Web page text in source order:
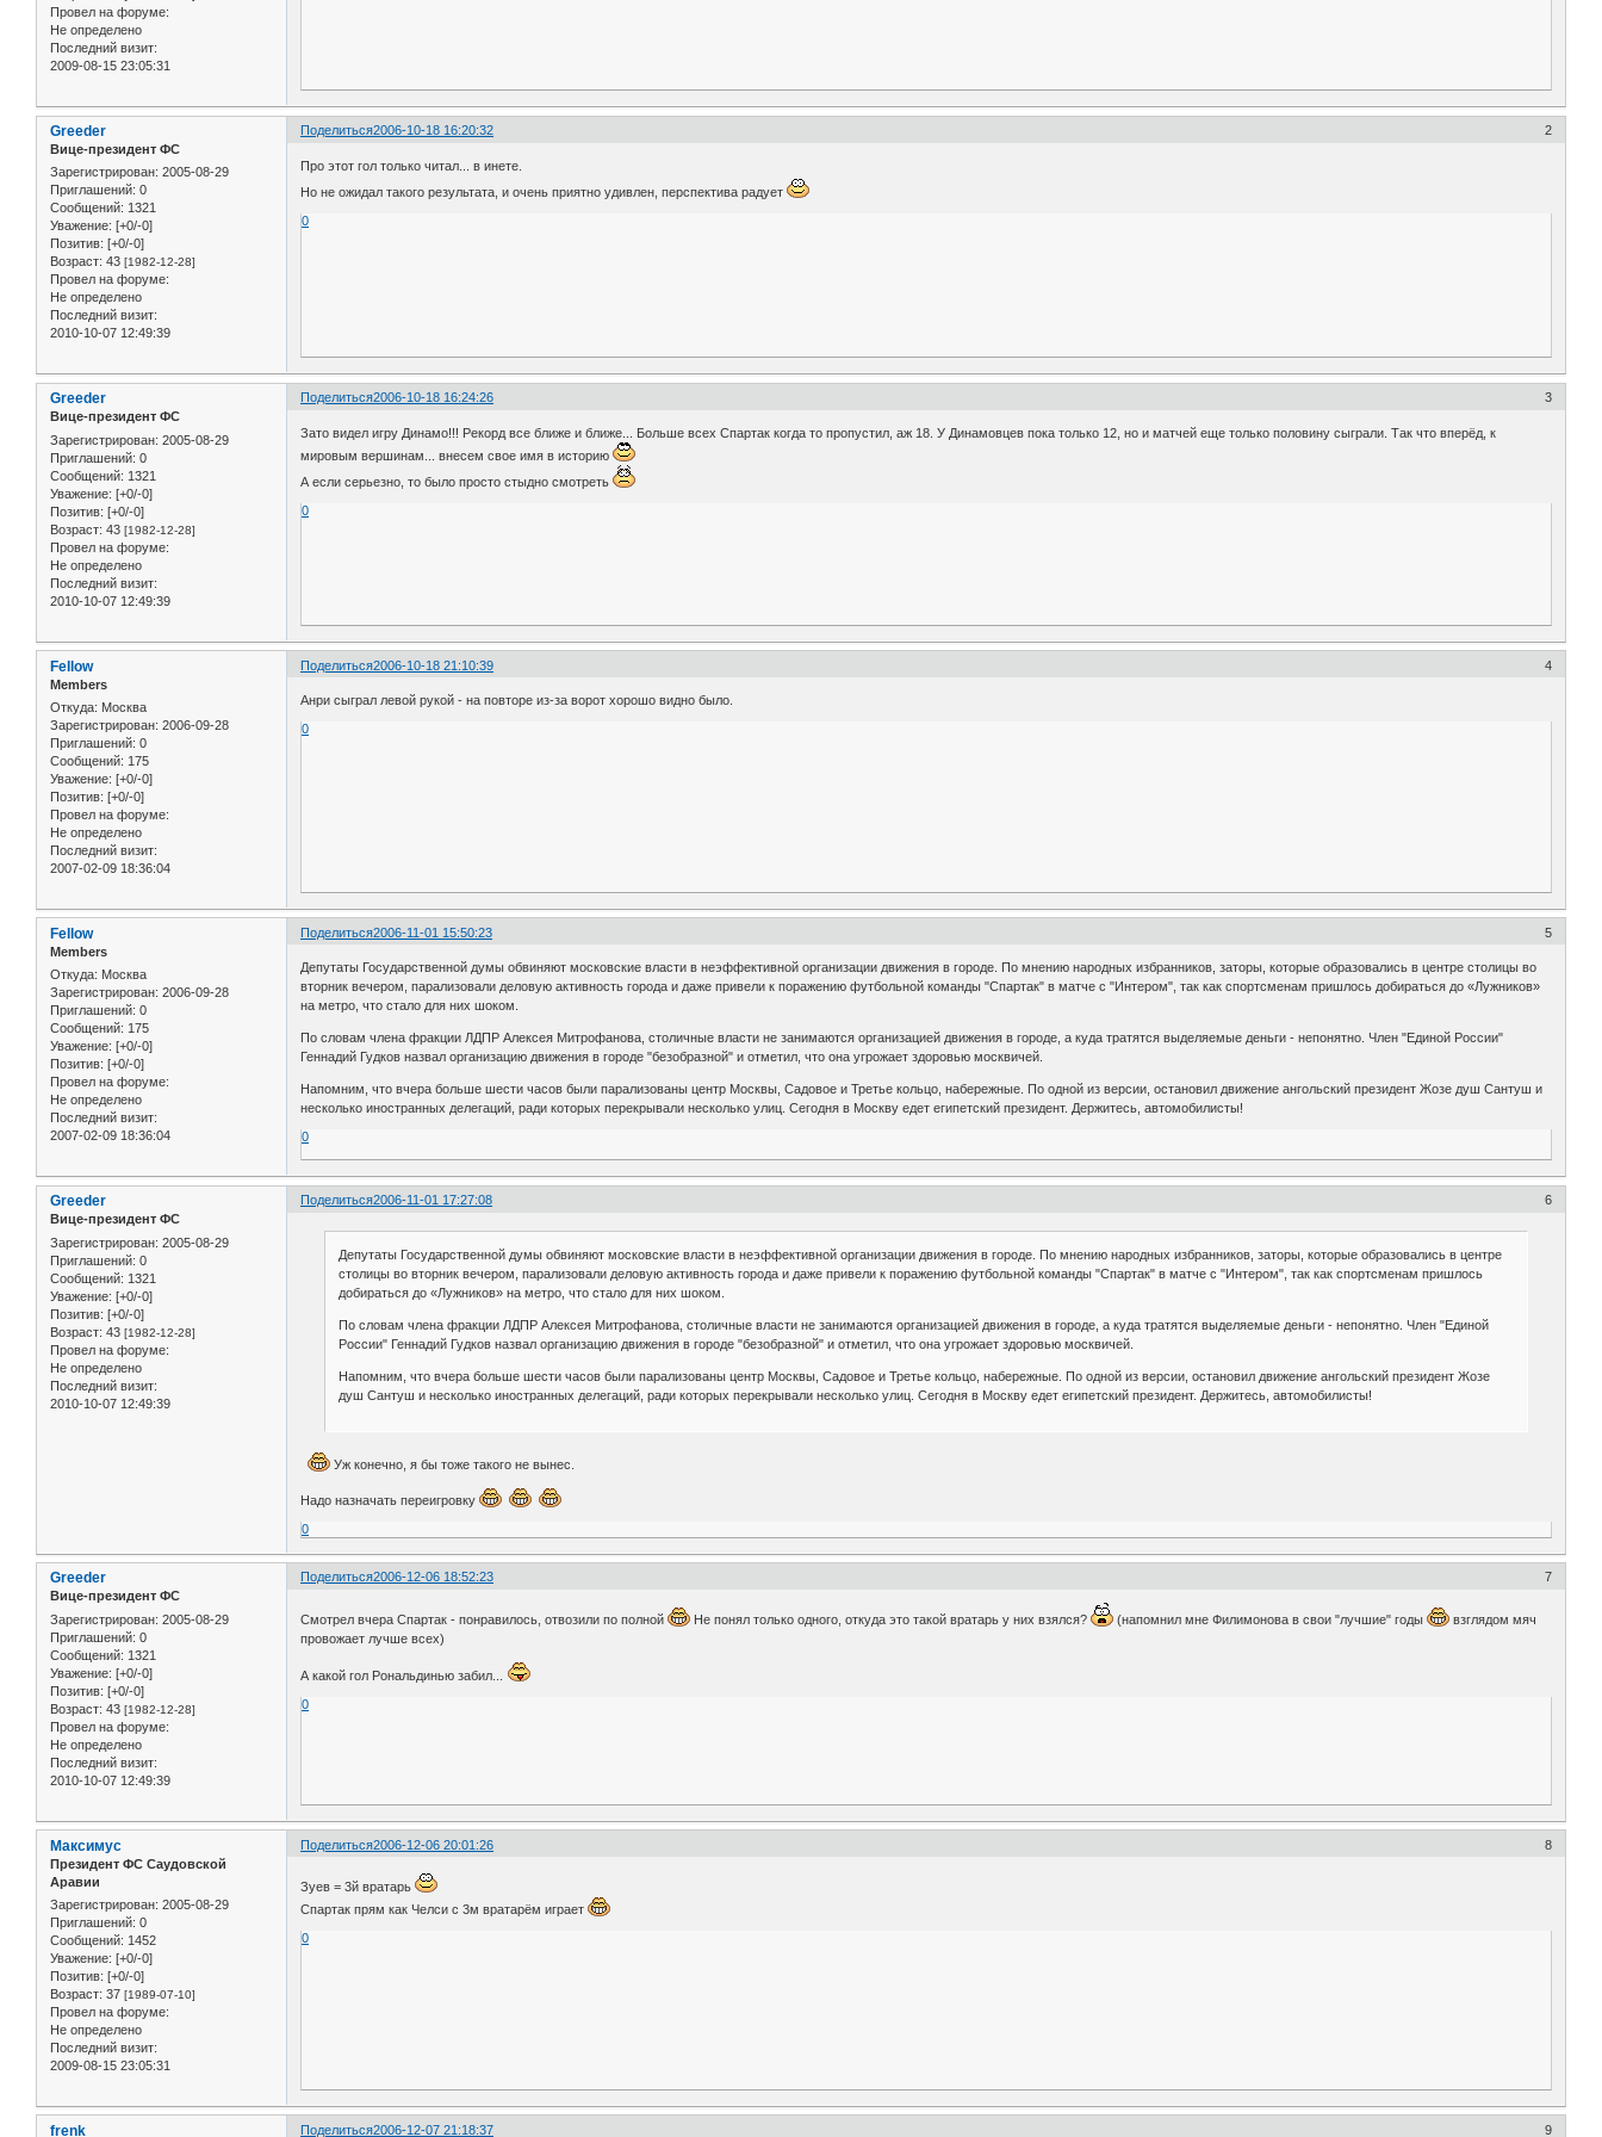
Провел на форуме:
Не определено
Последний визит:
2009-08-15 23:05:31
Поделиться 2
2006-10-18 16:20:32
Greeder
Вице-президент ФС
Зарегистрирован: 2005-08-29
Приглашений: 0
Сообщений: 1321
Уважение: [+0/-0]
Позитив: [+0/-0]
Возраст: 43 [1982-12-28]
Провел на форуме:
Не определено
Последний визит:
2010-10-07 12:49:39
Про этот гол только читал... в инете.
Но не ожидал такого результата, и очень приятно удивлен, перспектива радует
0
Поделиться 3
2006-10-18 16:24:26
Greeder
Вице-президент ФС
Зарегистрирован: 2005-08-29
Приглашений: 0
Сообщений: 1321
Уважение: [+0/-0]
Позитив: [+0/-0]
Возраст: 43 [1982-12-28]
Провел на форуме:
Не определено
Последний визит:
2010-10-07 12:49:39
Зато видел игру Динамо!!! Рекорд все ближе и ближе... Больше всех Спартак когда то пропустил, аж 18. У Динамовцев пока только 12, но и матчей еще только половину сыграли. Так что вперёд, к
мировым вершинам... внесем свое имя в историю
А если серьезно, то было просто стыдно смотреть
0
Поделиться 4
2006-10-18 21:10:39
Fellow
Members
Откуда: Москва
Зарегистрирован: 2006-09-28
Приглашений: 0
Сообщений: 175
Уважение: [+0/-0]
Позитив: [+0/-0]
Провел на форуме:
Не определено
Последний визит:
2007-02-09 18:36:04
Анри сыграл левой рукой - на повторе из-за ворот хорошо видно было.
0
Поделиться 5
2006-11-01 15:50:23
Fellow
Members
Откуда: Москва
Зарегистрирован: 2006-09-28
Приглашений: 0
Сообщений: 175
Уважение: [+0/-0]
Позитив: [+0/-0]
Провел на форуме:
Не определено
Последний визит:
2007-02-09 18:36:04
Депутаты Государственной думы обвиняют московские власти в неэффективной организации движения в городе. По мнению народных избранников, заторы, которые образовались в центре столицы во
вторник вечером, парализовали деловую активность города и даже привели к поражению футбольной команды "Спартак" в матче с "Интером", так как спортсменам пришлось добираться до «Лужников»
на метро, что стало для них шоком.
По словам члена фракции ЛДПР Алексея Митрофанова, столичные власти не занимаются организацией движения в городе, а куда тратятся выделяемые деньги - непонятно. Член "Единой России"
Геннадий Гудков назвал организацию движения в городе "безобразной" и отметил, что она угрожает здоровью москвичей.
Напомним, что вчера больше шести часов были парализованы центр Москвы, Садовое и Третье кольцо, набережные. По одной из версии, остановил движение ангольский президент Жозе душ Сантуш и
несколько иностранных делегаций, ради которых перекрывали несколько улиц. Сегодня в Москву едет египетский президент. Держитесь, автомобилисты!
0
Поделиться 6
2006-11-01 17:27:08
Greeder
Вице-президент ФС
Зарегистрирован: 2005-08-29
Приглашений: 0
Сообщений: 1321
Уважение: [+0/-0]
Позитив: [+0/-0]
Возраст: 43 [1982-12-28]
Провел на форуме:
Не определено
Последний визит:
2010-10-07 12:49:39
Депутаты Государственной думы обвиняют московские власти в неэффективной организации движения в городе. По мнению народных избранников, заторы, которые образовались в центре
столицы во вторник вечером, парализовали деловую активность города и даже привели к поражению футбольной команды "Спартак" в матче с "Интером", так как спортсменам пришлось
добираться до «Лужников» на метро, что стало для них шоком.
По словам члена фракции ЛДПР Алексея Митрофанова, столичные власти не занимаются организацией движения в городе, а куда тратятся выделяемые деньги - непонятно. Член "Единой
России" Геннадий Гудков назвал организацию движения в городе "безобразной" и отметил, что она угрожает здоровью москвичей.
Напомним, что вчера больше шести часов были парализованы центр Москвы, Садовое и Третье кольцо, набережные. По одной из версии, остановил движение ангольский президент Жозе
душ Сантуш и несколько иностранных делегаций, ради которых перекрывали несколько улиц. Сегодня в Москву едет египетский президент. Держитесь, автомобилисты!
Уж конечно, я бы тоже такого не вынес.
Надо назначать переигровку
0
Поделиться 7
2006-12-06 18:52:23
Greeder
Вице-президент ФС
Зарегистрирован: 2005-08-29
Приглашений: 0
Сообщений: 1321
Уважение: [+0/-0]
Позитив: [+0/-0]
Возраст: 43 [1982-12-28]
Провел на форуме:
Не определено
Последний визит:
2010-10-07 12:49:39
Смотрел вчера Спартак - понравилось, отвозили по полной Не понял только одного, откуда это такой вратарь у них взялся? (напомнил мне Филимонова в свои "лучшие" годы
взглядом мяч
провожает лучше всех)
А какой гол Рональдинью забил...
0
Поделиться 8
2006-12-06 20:01:26
Максимус
Президент ФС Саудовской
Аравии
Зарегистрирован: 2005-08-29
Приглашений: 0
Сообщений: 1452
Уважение: [+0/-0]
Позитив: [+0/-0]
Возраст: 37 [1989-07-10]
Провел на форуме:
Не определено
Последний визит:
2009-08-15 23:05:31
Зуев = 3й вратарь
Спартак прям как Челси с 3м вратарём играет
0
Поделиться 9
2006-12-07 21:18:37
frenk